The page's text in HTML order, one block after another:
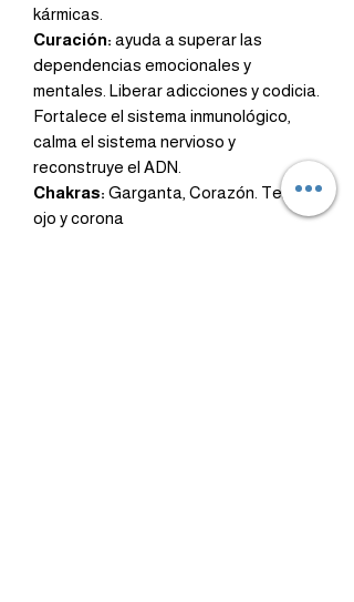
kármicas.
Curación: ayuda a superar las
dependencias emocionales y
mentales. Liberar adicciones y codicia.
Fortalece el sistema inmunológico,
calma el sistema nervioso y
reconstruye el ADN.
Chakras: Garganta, Corazón. Tercer
ojo y corona